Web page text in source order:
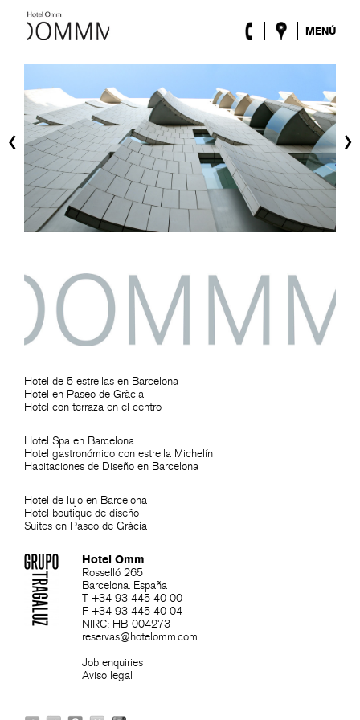
MENÚ
El Hotel
Roca Barcelona
Spa
Terraza
Lobby & Club
Eventos
Promociones
Blog
‹ ›
Hotel de 5 estrellas en Barcelona
Hotel en Paseo de Gràcia
Hotel con terraza en el centro
Hotel Spa en Barcelona
Hotel gastronómico con estrella Michelín
Habitaciones de Diseño en Barcelona
Hotel de lujo en Barcelona
Hotel boutique de diseño
Suites en Paseo de Gràcia
Hotel Omm
Rosselló 265
Barcelona. España
T +34 93 445 40 00
F +34 93 445 40 04
NIRC: HB-004273
reservas@hotelomm.com
Job enquiries
Aviso legal